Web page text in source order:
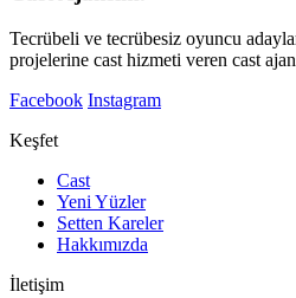
Tecrübeli ve tecrübesiz oyuncu
projelerine cast hizmeti veren cast
Facebook Instagram
Keşfet
Cast
Yeni Yüzler
Setten Kareler
Hakkımızda
İletişim